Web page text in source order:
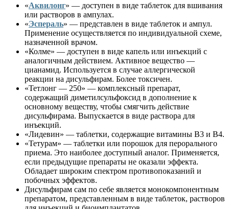
«Аквилонг» — доступен в виде таблеток для вшивания
или растворов в ампулах.
«Эспераль» — представлен в виде таблеток и ампул.
Применение осуществляется по индивидуальной схеме,
назначенной врачом.
«Колме» — доступен в виде капель или инъекций с
аналогичным действием. Активное вещество —
цианамид. Используется в случае аллергической
реакции на дисульфирам. Более токсичен.
«Тетлонг — 250» — комплексный препарат,
содержащий диметилсульфоксид в дополнение к
основному веществу, чтобы смягчить действие
дисульфирама. Выпускается в виде раствора для
инъекций.
«Лидевин» — таблетки, содержащие витамины B3 и B4.
«Тетурам» — таблетки или порошок для перорального
приема. Это наиболее доступный аналог. Применяется,
если предыдущие препараты не оказали эффекта.
Обладает широким спектром противопоказаний и
побочных эффектов.
Дисульфирам сам по себе является монокомпонентным
препаратом, представленным в виде таблеток, растворов